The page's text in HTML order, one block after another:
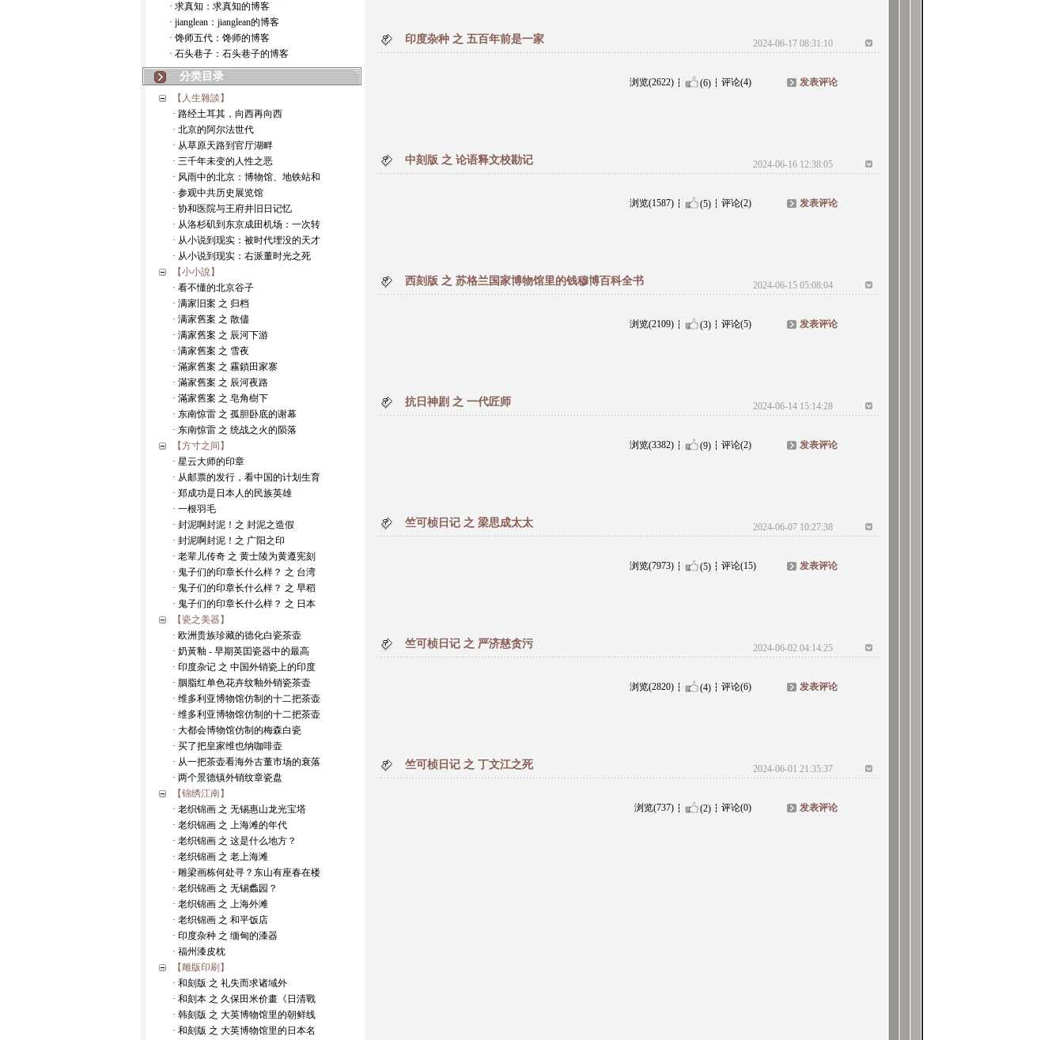
· 求真知：求真知的博客
· jianglean：jianglean的博客
· 馋师五代：馋师的博客
· 石头巷子：石头巷子的博客
分类目录
【人生雜談】
· 路经土耳其，向西再向西
· 北京的阿尔法世代
· 从草原天路到官厅湖畔
· 三千年未变的人性之恶
· 风雨中的北京：博物馆、地铁站和
· 参观中共历史展览馆
· 协和医院与王府井旧日记忆
· 从洛杉矶到东京成田机场：一次转
· 从小说到现实：被时代埋没的天才
· 从小说到现实：右派董时光之死
【小小說】
· 看不懂的北京谷子
· 满家旧案 之 归档
· 满家舊案 之 散儘
· 满家舊案 之 辰河下游
· 满家舊案 之 雪夜
· 滿家舊案 之 霧鎖田家寨
· 滿家舊案 之 辰河夜路
· 滿家舊案 之 皂角樹下
· 东南惊雷 之 孤胆卧底的谢幕
· 东南惊雷 之 统战之火的陨落
【方寸之间】
· 星云大师的印章
· 从邮票的发行，看中国的计划生育
· 郑成功是日本人的民族英雄
· 一根羽毛
· 封泥啊封泥！之 封泥之造假
· 封泥啊封泥！之 广阳之印
· 老辈儿传奇 之 黄士陵为黄遵宪刻
· 鬼子们的印章长什么样？ 之 台湾
· 鬼子们的印章长什么样？ 之 早稻
· 鬼子们的印章长什么样？ 之 日本
【瓷之美器】
· 欧洲贵族珍藏的德化白瓷茶壶
· 奶黃釉 - 早期英囯瓷器中的最高
· 印度杂记 之 中国外销瓷上的印度
· 胭脂红单色花卉纹釉外销瓷茶壶
· 维多利亚博物馆仿制的十二把茶壶
· 维多利亚博物馆仿制的十二把茶壶
· 大都会博物馆仿制的梅森白瓷
· 买了把皇家维也纳咖啡壶
· 从一把茶壶看海外古董市场的衰落
· 两个景德镇外销纹章瓷盘
【锦绣江南】
· 老织锦画 之 无锡惠山龙光宝塔
· 老织锦画 之 上海滩的年代
· 老织锦画 之 这是什么地方？
· 老织锦画 之 老上海滩
· 雕梁画栋何处寻？东山有座春在楼
· 老织锦画 之 无锡蠡园？
· 老织锦画 之 上海外滩
· 老织锦画 之 和平饭店
· 印度杂种 之 缅甸的漆器
· 福州漆皮枕
【雕版印刷】
· 和刻版 之 礼失而求诸域外
· 和刻本 之 久保田米价畫《日清戰
· 韩刻版 之 大英博物馆里的朝鲜线
· 和刻版 之 大英博物馆里的日本名
印度杂种 之 五百年前是一家 2024-06-17 08:31:10
浏览(2622) (6) 评论(4) 发表评论
中刻版 之 论语释文校勘记 2024-06-16 12:38:05
浏览(1587) (5) 评论(2) 发表评论
西刻版 之 苏格兰国家博物馆里的钱穆博百科全书 2024-06-15 05:08:04
浏览(2109) (3) 评论(5) 发表评论
抗日神剧 之 一代匠师 2024-06-14 15:14:28
浏览(3382) (9) 评论(2) 发表评论
竺可桢日记 之 梁思成太太 2024-06-07 10:27:38
浏览(7973) (5) 评论(15) 发表评论
竺可桢日记 之 严济慈贪污 2024-06-02 04:14:25
浏览(2820) (4) 评论(6) 发表评论
竺可桢日记 之 丁文江之死 2024-06-01 21:35:37
浏览(737) (2) 评论(0) 发表评论